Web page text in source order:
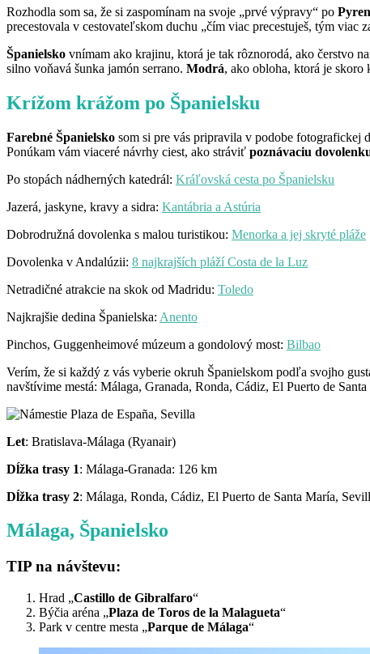
Rozhodla som sa, že si zaspomínam na svoje „prvé výpravy“ po
precestovala v cestovateľskom duchu „čím viac precestuješ, tým viac
Španielsko vnímam ako krajinu, ktorá je tak rôznorodá, ako čerstvo
silno voňavá šunka jamón serrano. Modrá, ako obloha, ktorá je
Krížom krážom po Španielsku
Farebné Španielsko som si pre vás pripravila v podobe fotografickej
Ponúkam vám viaceré návrhy ciest, ako stráviť poznávaciu
Po stopách nádherných katedrál: Kráľovská cesta po Španielsku
Jazerá, jaskyne, kravy a sidra: Kantábria a Astúria
Dobrodružná dovolenka s malou turistikou: Menorka a jej skryté pláže
Dovolenka v Andalúzii: 8 najkrajších pláží Costa de la Luz
Netradičné atrakcie na skok od Madridu: Toledo
Najkrajšie dedina Španielska: Anento
Pinchos, Guggenheimové múzeum a gondolový most: Bilbao
Verím, že si každý z vás vyberie okruh Španielskom podľa svojho
navštívime mestá: Málaga, Granada, Ronda, Cádiz, El Puerto de
Let: Bratislava-Málaga (Ryanair)
Dĺžka trasy 1: Málaga-Granada: 126 km
Dĺžka trasy 2: Málaga, Ronda, Cádiz, El Puerto de Santa María,
Málaga, Španielsko
TIP na návštevu:
Hrad „Castillo de Gibralfaro“
Býčia aréna „Plaza de Toros de la Malagueta“
Park v centre mesta „Parque de Málaga“